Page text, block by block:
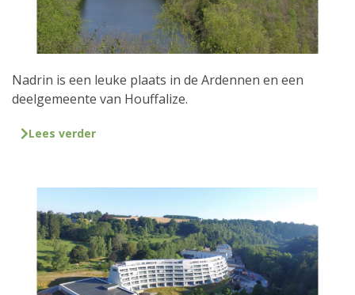
Nadrin is een leuke plaats in de Ardennen en een
deelgemeente van Houffalize.
Lees verder